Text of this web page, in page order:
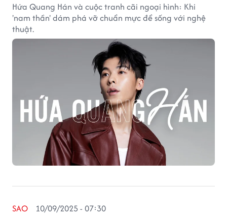
Hứa Quang Hán và cuộc tranh cãi ngoại hình: Khi
'nam thần' dám phá vỡ chuẩn mực để sống với nghệ
thuật.
SAO 10/09/2025 - 07:30